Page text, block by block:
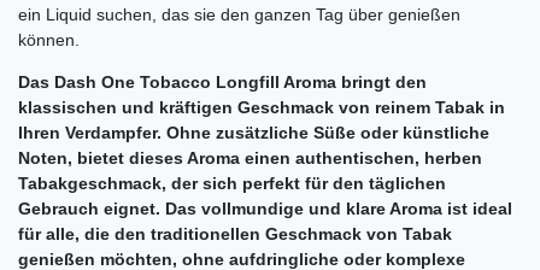
ein Liquid suchen, das sie den ganzen Tag über genießen
können.
Das Dash One Tobacco Longfill Aroma bringt den
klassischen und kräftigen Geschmack von reinem Tabak in
Ihren Verdampfer. Ohne zusätzliche Süße oder künstliche
Noten, bietet dieses Aroma einen authentischen, herben
Tabakgeschmack, der sich perfekt für den täglichen
Gebrauch eignet. Das vollmundige und klare Aroma ist ideal
für alle, die den traditionellen Geschmack von Tabak
genießen möchten, ohne aufdringliche oder komplexe